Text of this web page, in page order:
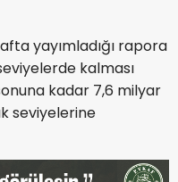
yayımladığı rapora
kalması
kadar 7,6 milyar
seviyelerine